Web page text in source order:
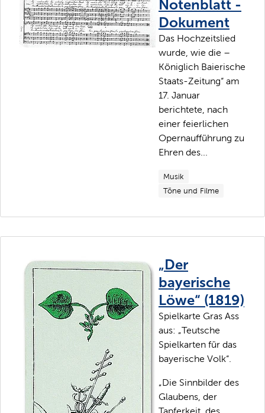
Notenblatt -
Dokument
Das Hochzeitslied
wurde, wie die –
Königlich Baierische
Staats-Zeitung“ am
17. Januar
berichtete, nach
einer feierlichen
Opernaufführung zu
Ehren des...
Musik
Töne und Filme
„Der
bayerische
Löwe“ (1819)
Spielkarte Gras Ass
aus: „Teutsche
Spielkarten für das
bayerische Volk“.
„Die Sinnbilder des
Glaubens, der
Tapferkeit, des